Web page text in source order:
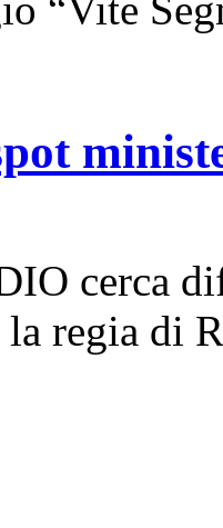
“Vite
cerca
regia di